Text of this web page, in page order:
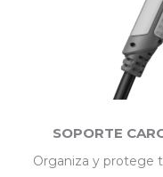
SOPORTE
Organiza y protege